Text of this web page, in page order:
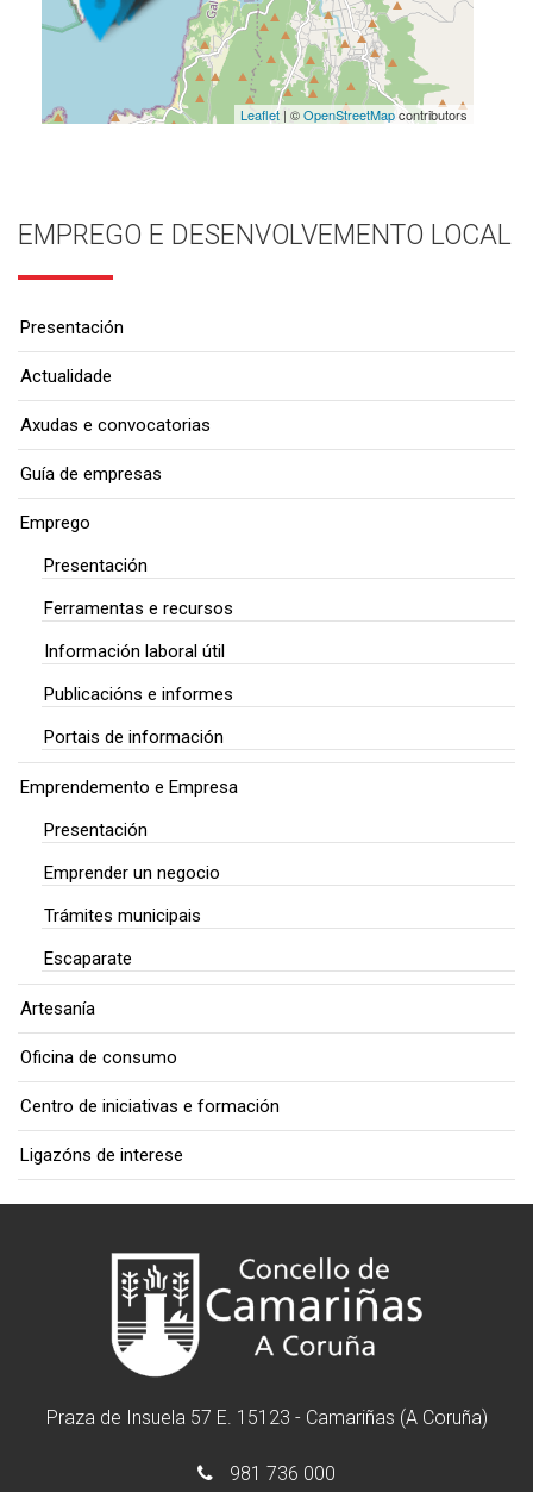
Leaflet| ©OpenStreetMapcontributors
EMPREGO E DESENVOLVEMENTO LOCAL
Presentación
Actualidade
Axudas e convocatorias
Guía de empresas
Emprego
Presentación
Ferramentas e recursos
Información laboral útil
Publicacións e informes
Portais de información
Emprendemento e Empresa
Presentación
Emprender un negocio
Trámites municipais
Escaparate
Artesanía
Oficina de consumo
Centro de iniciativas e formación
Ligazóns de interese
Praza de Insuela 57 E. 15123 - Camariñas (A Coruña)
981 736 000